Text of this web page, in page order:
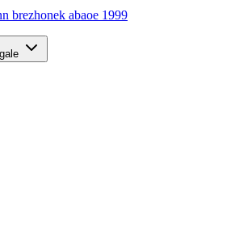
brezhonek abaoe 1999